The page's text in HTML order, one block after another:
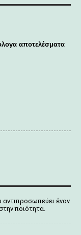
αποτελέσματα
αντιπροσωπεύει έναν
ποιότητα.